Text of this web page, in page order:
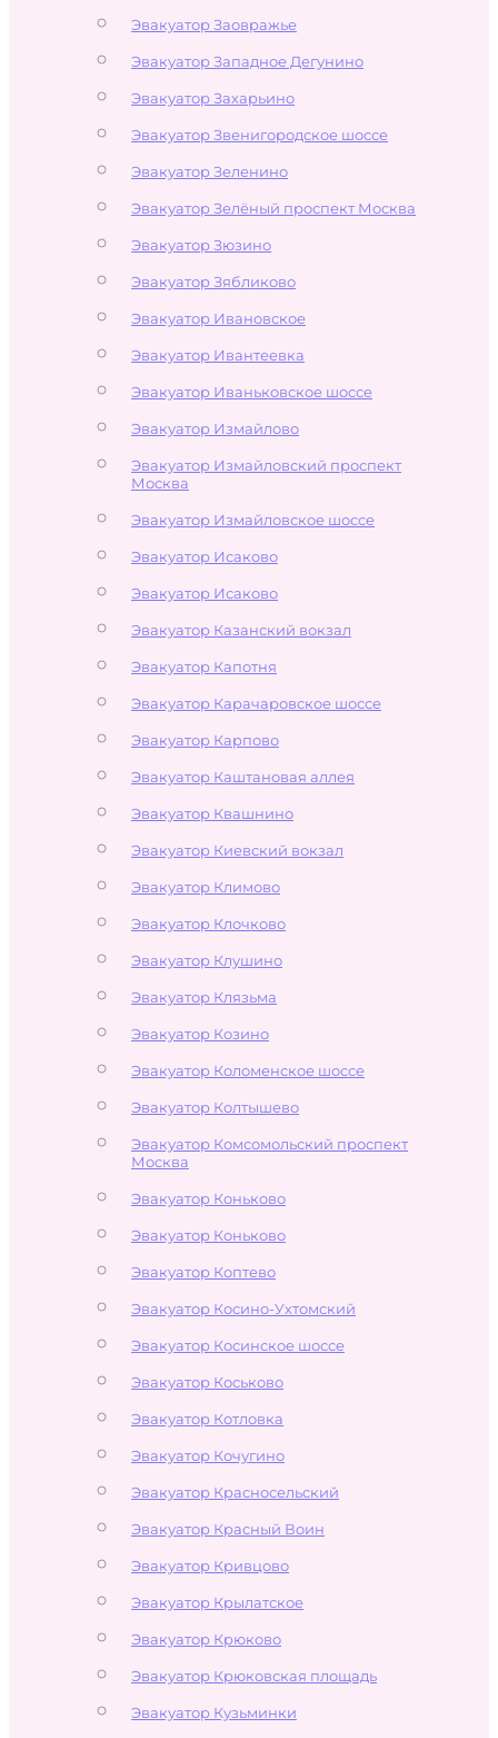
Эвакуатор Заовражье
Эвакуатор Западное Дегунино
Эвакуатор Захарьино
Эвакуатор Звенигородское шоссе
Эвакуатор Зеленино
Эвакуатор Зелёный проспект Москва
Эвакуатор Зюзино
Эвакуатор Зябликово
Эвакуатор Ивановское
Эвакуатор Ивантеевка
Эвакуатор Иваньковское шоссе
Эвакуатор Измайлово
Эвакуатор Измайловский проспект
Москва
Эвакуатор Измайловское шоссе
Эвакуатор Исаково
Эвакуатор Исаково
Эвакуатор Казанский вокзал
Эвакуатор Капотня
Эвакуатор Карачаровское шоссе
Эвакуатор Карпово
Эвакуатор Каштановая аллея
Эвакуатор Квашнино
Эвакуатор Киевский вокзал
Эвакуатор Климово
Эвакуатор Клочково
Эвакуатор Клушино
Эвакуатор Клязьма
Эвакуатор Козино
Эвакуатор Коломенское шоссе
Эвакуатор Колтышево
Эвакуатор Комсомольский проспект
Москва
Эвакуатор Коньково
Эвакуатор Коньково
Эвакуатор Коптево
Эвакуатор Косино-Ухтомский
Эвакуатор Косинское шоссе
Эвакуатор Коськово
Эвакуатор Котловка
Эвакуатор Кочугино
Эвакуатор Красносельский
Эвакуатор Красный Воин
Эвакуатор Кривцово
Эвакуатор Крылатское
Эвакуатор Крюково
Эвакуатор Крюковская площадь
Эвакуатор Кузьминки